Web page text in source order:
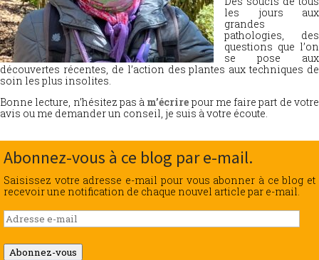
les jours aux
grandes
pathologies, des
questions que l’on
se pose aux
découvertes récentes, de l’action des plantes aux techniques de
soin les plus insolites.
Bonne lecture, n’hésitez pas à m’écrire pour me faire part de votre
avis ou me demander un conseil, je suis à votre écoute.
Abonnez-vous à ce blog par e-mail.
Saisissez votre adresse e-mail pour vous abonner à ce blog et
recevoir une notification de chaque nouvel article par e-mail.
Adresse
e-
mail
Abonnez-vous